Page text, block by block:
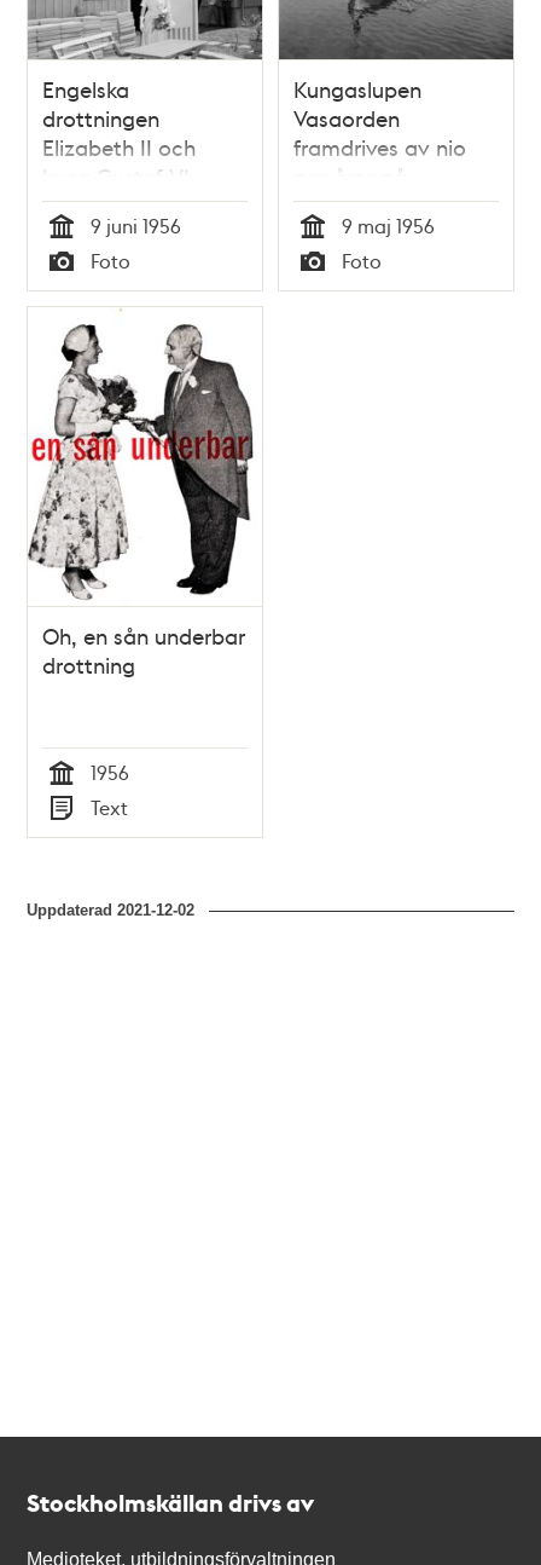
Engelska
drottningen
Elizabeth II och
kung Gustaf VI
Adolf besöker
familjen Larsson i
Norra Ängby
Tid
9 juni 1956
Typ
Foto
Kungaslupen
Vasaorden
framdrives av nio
par åror på
Djurgårdsbrunnsviken.
T.v. Strandvägen 57
och t.h.
Nobelparken
Tid
9 maj 1956
Typ
Foto
Oh, en sån underbar
drottning
Tid
1956
Typ
Text
Uppdaterad2021-12-02
Stockholmskällan drivs av
Medioteket, utbildningsförvaltningen